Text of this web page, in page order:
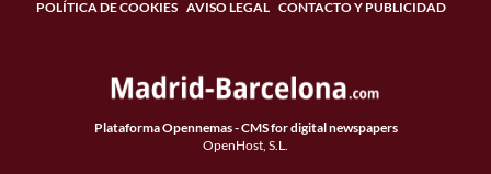
POLÍTICA DE COOKIES AVISO LEGAL CONTACTO Y PUBLICIDAD
Plataforma Opennemas - CMS for digital newspapers
OpenHost, S.L.